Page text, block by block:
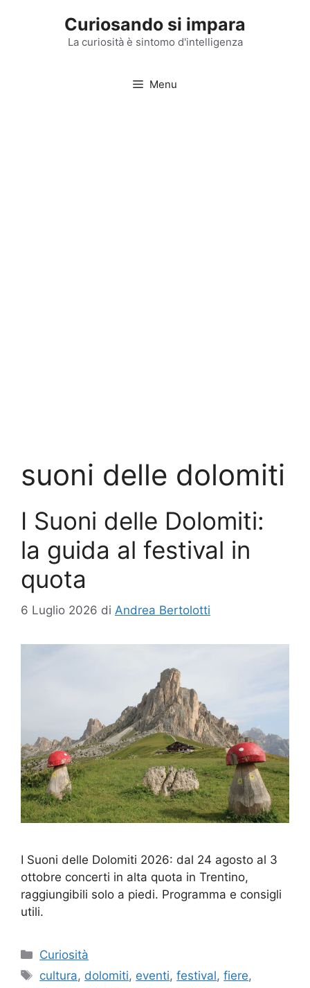
Curiosando si impara
La curiosità è sintomo d'intelligenza
Menu
suoni delle dolomiti
I Suoni delle Dolomiti:
la guida al festival in
quota
6 Luglio 2026 di Andrea Bertolotti
I Suoni delle Dolomiti 2026: dal 24 agosto al 3
ottobre concerti in alta quota in Trentino,
raggiungibili solo a piedi. Programma e consigli
utili.
Categorie
Curiosità
Tag
cultura, dolomiti, eventi,festival,fiere,